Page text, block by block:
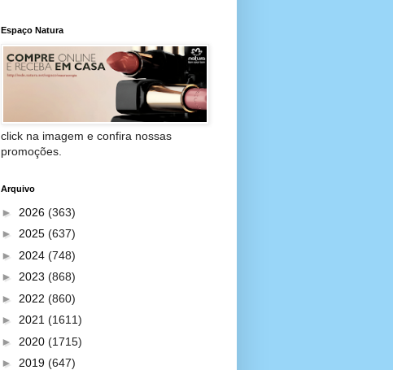
Espaço Natura
click na imagem e confira nossas
promoções.
Arquivo
► 2026 (363)
► 2025 (637)
► 2024 (748)
► 2023 (868)
► 2022 (860)
► 2021 (1611)
► 2020 (1715)
► 2019 (647)